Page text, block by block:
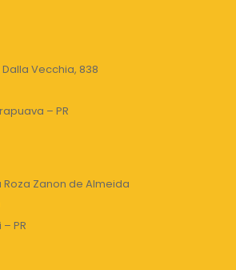
Vecchia, 838
– PR
Zanon de Almeida
PR